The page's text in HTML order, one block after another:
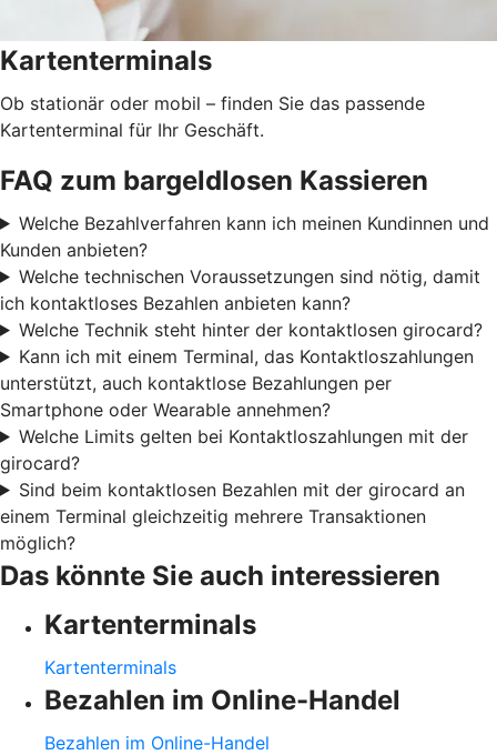
Kartenterminals
Ob stationär oder mobil – finden Sie das passende
Kartenterminal für Ihr Geschäft.
FAQ zum bargeldlosen Kassieren
Welche Bezahlverfahren kann ich meinen Kundinnen und
Kunden anbieten?
Welche technischen Voraussetzungen sind nötig, damit
ich kontaktloses Bezahlen anbieten kann?
Welche Technik steht hinter der kontaktlosen girocard?
Kann ich mit einem Terminal, das Kontaktloszahlungen
unterstützt, auch kontaktlose Bezahlungen per
Smartphone oder Wearable annehmen?
Welche Limits gelten bei Kontaktloszahlungen mit der
girocard?
Sind beim kontaktlosen Bezahlen mit der girocard an
einem Terminal gleichzeitig mehrere Transaktionen
möglich?
Das könnte Sie auch interessieren
Kartenterminals
Kartenterminals
Bezahlen im Online-Handel
Bezahlen im Online-Handel